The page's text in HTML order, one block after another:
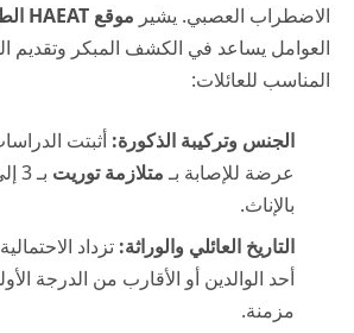
الاضطراب العصبي. يشير موقع HAEAT الطبي
العوامل يساعد في الكشف المبكر وتقديم
المناسب للعائلات:
الجنس وتركيبة الذكورة: أثبتت
عرضة للإصابة بـمتلازمة توريت
بالإناث.
التاريخ العائلي والوراثة: تزداد
أحد الوالدين أو الأقارب من الدرجة
مزمنة.